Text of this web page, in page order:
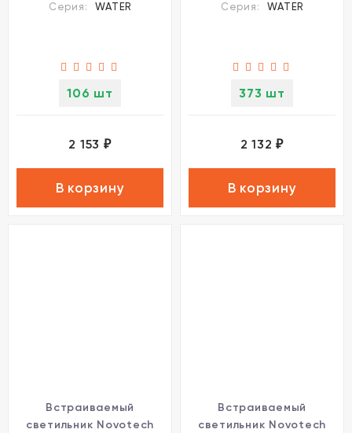
Серия:
WATER
106 шт
2 153 ₽
В корзину
Серия:
WATER
373 шт
2 132₽
В корзину
Встраиваемый
светильник Novotech
Встраиваемый
светильник Novotech